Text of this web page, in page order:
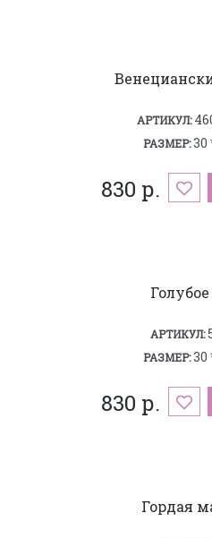
АРТИКУЛ:
РАЗМЕР:30
830 р.
АРТИКУЛ:
РАЗМЕР:30
830 р.
Гордая